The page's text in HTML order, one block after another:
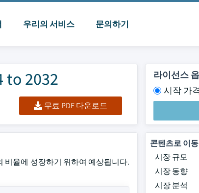
우리의 서비스 문의하기
2032
무료 PDF 다운로드
라이선스
시작 가
비율에 성장하기 위하여 예상됩니다.
콘텐츠로 이동
시장 규모
시장 동향
시장 분석